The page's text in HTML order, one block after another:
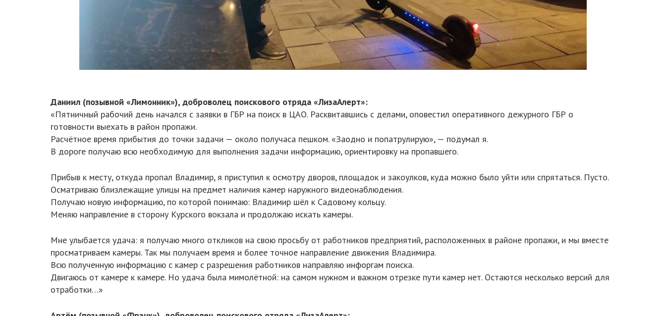
Даниил (позывной «Лимонник»), доброволец поискового отряда «ЛизаАлерт»:
«Пятничный рабочий день начался с заявки в ГБР на поиск в ЦАО. Расквитавшись с делами, оповестил оперативного дежурного ГБР о
готовности выехать в район пропажи.
Расчётное время прибытия до точки задачи — около получаса пешком. «Заодно и попатрулирую», — подумал я.
В дороге получаю всю необходимую для выполнения задачи информацию, ориентировку на пропавшего.
Прибыв к месту, откуда пропал Владимир, я приступил к осмотру дворов, площадок и закоулков, куда можно было уйти или спрятаться. Пусто.
Осматриваю близлежащие улицы на предмет наличия камер наружного видеонаблюдения.
Получаю новую информацию, по которой понимаю: Владимир шёл к Садовому кольцу.
Меняю направление в сторону Курского вокзала и продолжаю искать камеры.
Мне улыбается удача: я получаю много откликов на свою просьбу от работников предприятий, расположенных в районе пропажи, и мы вместе
просматриваем камеры. Так мы получаем время и более точное направление движения Владимира.
Всю полученную информацию с камер с разрешения работников направляю инфоргам поиска.
Двигаюсь от камере к камере. Но удача была мимолётной: на самом нужном и важном отрезке пути камер нет. Остаются несколько версий для
отработки…»